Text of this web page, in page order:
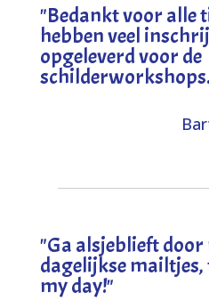
"Bedankt voor alle
hebben veel
opgeleverd voor de
schilderworkshops.
"Ga alsjeblieft door
dagelijkse mailtjes,
my day!"